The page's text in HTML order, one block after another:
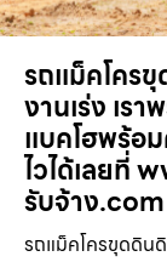
รถแม็คโคร
งานเร่ง เร
แบคโฮพร้อ
ไวได้เลยที่
รับจ้าง.com
รถแม็คโครขุดดิน